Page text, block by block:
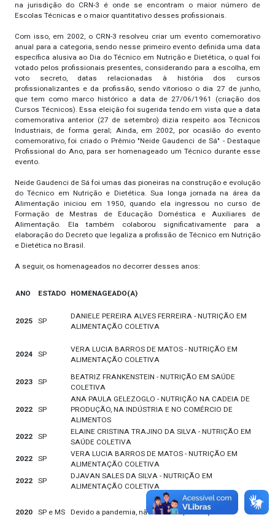
na jurisdição do CRN-3 é onde se encontram o maior número de
Escolas Técnicas e o maior quantitativo desses profissionais.
Com isso, em 2002, o CRN-3 resolveu criar um evento comemorativo
anual para a categoria, sendo nesse primeiro evento definida uma data
específica alusiva ao Dia do Técnico em Nutrição e Dietética, o qual foi
votado pelos profissionais presentes, considerando para a escolha, em
voto secreto, datas relacionadas à história dos cursos
profissionalizantes e da profissão, sendo vitorioso o dia 27 de junho,
que tem como marco histórico a data de 27/06/1961 (criação dos
Cursos Técnicos). Essa eleição foi sugerida tendo em vista que a data
comemorativa anterior (27 de setembro) dizia respeito aos Técnicos
Industriais, de forma geral; Ainda, em 2002, por ocasião do evento
comemorativo, foi criado o Prêmio "Neide Gaudenci de Sá" - Destaque
Profissional do Ano, para ser homenageado um Técnico durante esse
evento.
Neide Gaudenci de Sá foi umas das pioneiras na construção e evolução
do Técnico em Nutrição e Dietética. Sua longa jornada na área da
Alimentação iniciou em 1950, quando ela ingressou no curso de
Formação de Mestras de Educação Doméstica e Auxiliares de
Alimentação. Ela também colaborou significativamente para a
elaboração do Decreto que legaliza a profissão de Técnico em Nutrição
e Dietética no Brasil.
A seguir, os homenageados no decorrer desses anos:
ANO ESTADO HOMENAGEADO(A)
2025 SP
DANIELE PEREIRA ALVES FERREIRA - NUTRIÇÃO EM
ALIMENTAÇÃO COLETIVA
2024 SP
VERA LUCIA BARROS DE MATOS - NUTRIÇÃO EM
ALIMENTAÇÃO COLETIVA
2023 SP
BEATRIZ FRANKENSTEIN - NUTRIÇÃO EM SAÚDE
COLETIVA
2022 SP
ANA PAULA GELEZOGLO - NUTRIÇÃO NA CADEIA DE
PRODUÇÃO, NA INDÚSTRIA E NO COMÉRCIO DE
ALIMENTOS
2022
SP
ELAINE CRISTINA TRAJINO DA SILVA - NUTRIÇÃO EM
SAÚDE COLETIVA
2022
SP
VERA LUCIA BARROS DE MATOS - NUTRIÇÃO EM
ALIMENTAÇÃO COLETIVA
2022
SP
DJAVAN SALES DA SILVA - NUTRIÇÃO EM
ALIMENTAÇÃO COLETIVA
2020 SP e MS Devido a pandemia, não tivemos premiação.